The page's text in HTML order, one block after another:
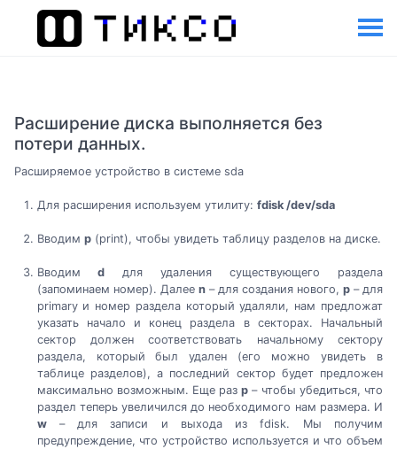
Расширение диска выполняется без
потери данных.
Расширяемое устройство в системе sda
Для расширения используем утилиту: fdisk /dev/sda
Вводим p(print), чтобы увидеть таблицу разделов на диске.
Вводимd для удаления существующего раздела
(запоминаем номер). Далее n– для создания нового, p– для
primary и номер раздела который удаляли, нам предложат
указать начало и конец раздела в секторах. Начальный
сектор должен соответствовать начальному сектору
раздела, который был удален (его можно увидеть в
таблице разделов), а последний сектор будет предложен
максимально возможным. Еще разp – чтобы убедиться, что
раздел теперь увеличился до необходимого нам размера. И
w– для записи и выхода из fdisk. Мы получим
предупреждение, что устройство используется и что объем